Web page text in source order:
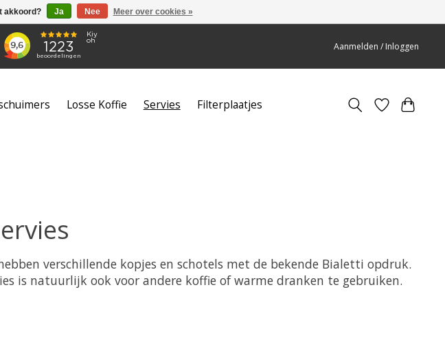
Aanmelden / Inloggen
Losse Koffie Servies Filterplaatjes
verschillende kopjes en schotels met de bekende Bialetti opdruk.
is natuurlijk ook voor andere koffie of warme dranken te gebruiken.
akkoord? Ja Nee Meer over cookies »